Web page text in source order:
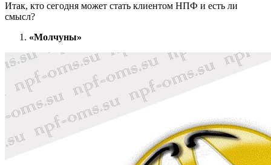
Итак, кто сегодня может стать клиентом НПФ и есть ли
смысл?
«Молчуны»